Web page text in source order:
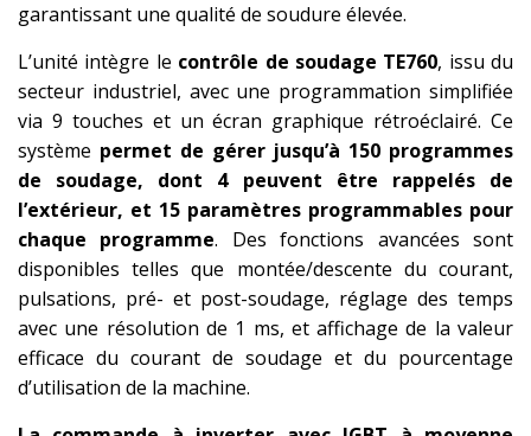
garantissant une qualité de soudure élevée.
L’unité intègre le contrôle de soudage TE760, issu du
secteur industriel, avec une programmation simplifiée
via 9 touches et un écran graphique rétroéclairé. Ce
système permet de gérer jusqu’à 150 programmes
de soudage, dont 4 peuvent être rappelés de
l’extérieur, et 15 paramètres programmables pour
chaque programme. Des fonctions avancées sont
disponibles telles que montée/descente du courant,
pulsations, pré- et post-soudage, réglage des temps
avec une résolution de 1 ms, et affichage de la valeur
efficace du courant de soudage et du pourcentage
d’utilisation de la machine.